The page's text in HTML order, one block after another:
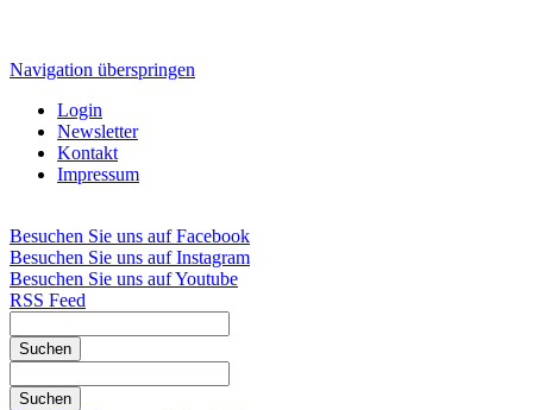
Navigation überspringen
Login
Newsletter
Kontakt
Impressum
Besuchen Sie uns auf Facebook
Besuchen Sie uns auf Instagram
Besuchen Sie uns auf Youtube
RSS Feed
Suchen
Suchen